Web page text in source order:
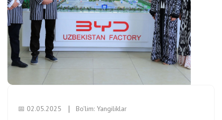
📅 02.05.2025 Bo'lim: Yangiliklar